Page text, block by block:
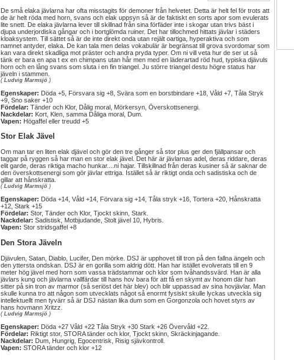
De små elaka jävlarna har ofta misstagits för demoner från helvetet. Detta är helt fel för trots att
de är helt röda med horn, svans och elak uppsyn så är de faktiskt en sorts apor som evulerats
lite snett. De elaka jävlarna lever till skillnad från sina förfäder inte i skogar utan trivs bäst i
djupa underjordiska gångar och i bortglömda ruiner. Det har tillochmed hittats jävlar i städers
kloaksystem. Till sättet så är de inte direkt onda utan rejält oartiga, hyperaktiva och som
namnet antyder, elaka. De kan tala men delas vokabulär är begränsat till grova svordomar som
kan vara direkt skadliga mot präster och andra pryda typer. Om ni vill veta hur de ser ut så
tänk er bara en apa t ex en chimpans utan hår men med en läderartad röd hud, typiska djävuls
horn och en lång svans som sluta i en fin triangel. Ju större triangel destu högre status har
jäveln i stammen.
( Ludvig Marmsjö )
Egenskaper: Döda +5, Försvara sig +8, Svära som en borstbindare +18, Våld +7, Tåla Stryk
+9, Sno saker +10
Fördelar: Tänder och Klor, Dålig moral, Mörkersyn, Överskottsenergi.
Nackdelar: Kort, Klen, samma Dåliga moral, Dum.
Vapen: Högaffel eller treudd +5
Stor Elak Jävel
Om man tar en liten elak djävel och gör den tre gånger så stor plus ger den fjällpansar och
taggar på ryggen så har man en stor elak jävel. Det här är jävlarnas adel, deras riddare, deras
elit garde, deras riktiga macho hunkar....ni hajar. Tillskillnad från deras kusiner så är saknar de
den överskottsenergi som gör jävlar ettriga. Istället så är riktigt onda och sadistiska och de
gillar att hånskratta.
( Ludvig Marmsjö )
Egenskaper: Döda +14, Våld +14, Förvara sig +14, Tåla stryk +16, Tortera +20, Hånskratta
+12, Stark +15
Fördelar: Stor, Tänder och Klor, Tjockt skinn, Stark.
Nackdelar: Sadistisk, Motbjudande, Stolt jävel 10, Hybris.
Vapen: Stor stridsgaffel +8
Den Stora Jäveln
Djävulen, Satan, Diablo, Lucifer, Den mörke. DSJ är upphovet till tron på den fallna ängeln och
den yttersta ondskan. DSJ är en gorilla som aldrig dött. Han har istället evolverats till en 9
meter hög jävel med horn som vassa trädstammar och klor som tvåhandssvärd. Han är alla
jävlars kung och jävlarna vallfärdar till hans hov bara för att få en skymt av honom där han
sitter på sin tron av marmor (så seriöst det här blev) och blir uppassad av sina hovjävlar. Man
skulle kunna tro att någon som utvecklats något så enormt fysiskt skulle lyckas utveckla sig
intellektuellt men tyvärr så är DSJ nästan lika dum som en Gorgonzola och hovet styrs av
hans hovmann Xritzz.
( Ludvig Marmsjö )
Egenskaper: Döda +27 Våld +22 Tåla Stryk +30 Stark +26 Övervåld +22.
Fördelar: Riktigt stor, STORA tänder och klor, Tjockt skinn, Skräckinjagande.
Nackdelar: Dum, Hungrig, Egocentrisk, Risig sjävkontroll.
Vapen: STORA tänder och klor +12